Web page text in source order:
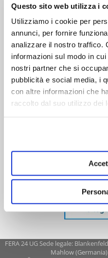
Questo sito web utilizza i
Utilizziamo i cookie per
annunci, per fornire
analizzare il nostro traffico.
informazioni sul modo in
nostri partner che si
pubblicità e social media, i
con altre informazioni che
raccolto dal suo utilizzo dei
VIENI A CONOSCERCI
FERA 24 UG Sede legale:
Mahlow (Germania)